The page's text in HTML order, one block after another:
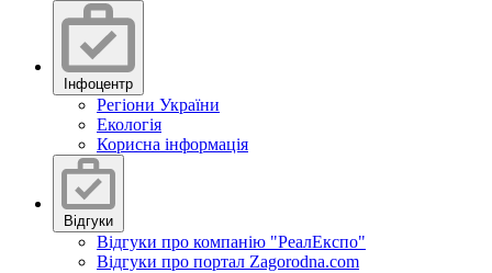
Інфоцентр
Регіони України
Екологія
Корисна інформація
Відгуки
Відгуки про компанію "РеалЕкспо"
Відгуки про портал Zagorodna.com